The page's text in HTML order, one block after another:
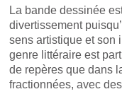
La bande dessinée
divertissement
sens artistique et son
genre littéraire est
de repères que dans
fractionnées, avec